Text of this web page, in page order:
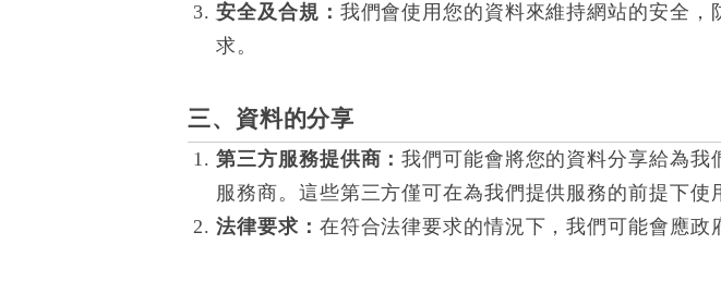
安全及合規： 我們會使用您的資料來維持網站的安全
求。
三、資料的分享
第三方服務提供商：我們可能會將您的資料分享給為我
服務商。這些第三方僅可在為我們提供服務的前提下使
法律要求： 在符合法律要求的情況下，我們可能會應政